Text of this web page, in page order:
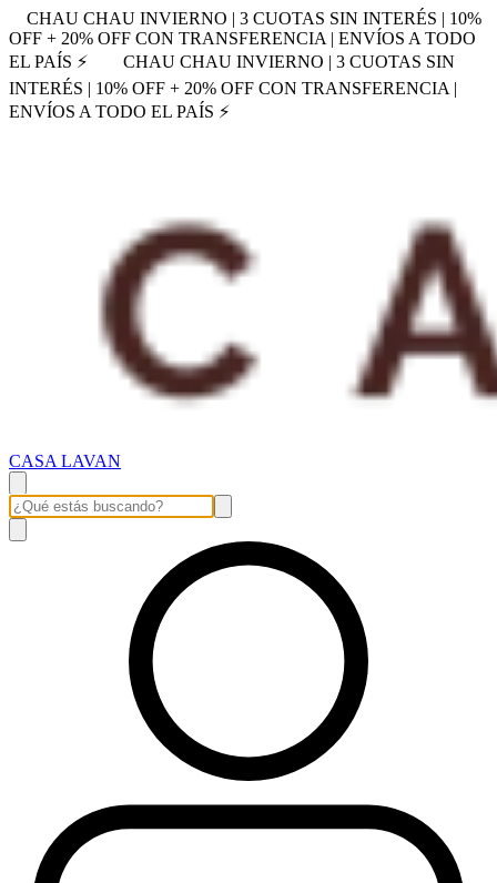
CHAU CHAU INVIERNO | 3 CUOTAS SIN INTERÉS | 10%
OFF + 20% OFF CON TRANSFERENCIA | ENVÍOS A TODO
EL PAÍS ⚡
CHAU CHAU INVIERNO | 3 CUOTAS SIN
INTERÉS | 10% OFF + 20% OFF CON TRANSFERENCIA |
ENVÍOS A TODO EL PAÍS ⚡
CASA LAVAN